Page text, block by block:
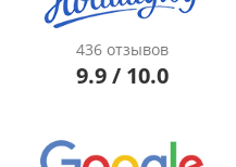
436 отзывов
9.9 / 10.0